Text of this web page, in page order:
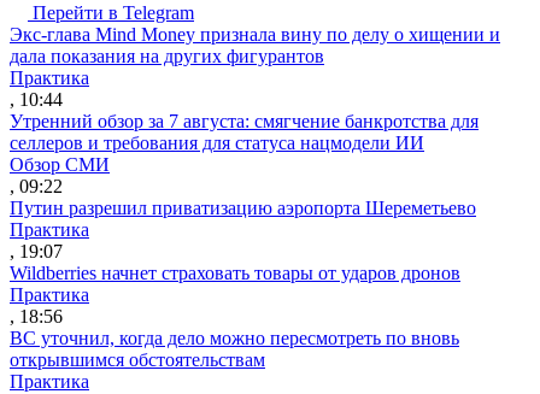
Перейти в Telegram
Экс-глава Mind Money признала вину по делу о хищении и
дала показания на других фигурантов
Практика
, 10:44
Утренний обзор за 7 августа: смягчение банкротства для
селлеров и требования для статуса нацмодели ИИ
Обзор СМИ
, 09:22
Путин разрешил приватизацию аэропорта Шереметьево
Практика
, 19:07
Wildberries начнет страховать товары от ударов дронов
Практика
, 18:56
ВС уточнил, когда дело можно пересмотреть по вновь
открывшимся обстоятельствам
Практика